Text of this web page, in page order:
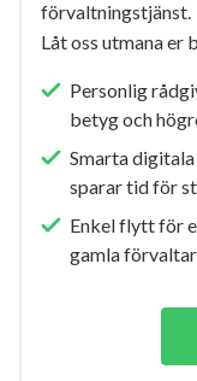
förvaltningstjänst.
Låt oss utmana
Personlig
betyg och
Smarta
sparar tid för
Enkel flytt för
gamla